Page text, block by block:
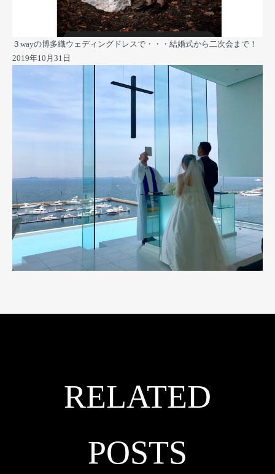
３wayの博多織ウェディングドレスで・・・結婚式から二次会まで！
2019年10月31日
RELATED
POSTS